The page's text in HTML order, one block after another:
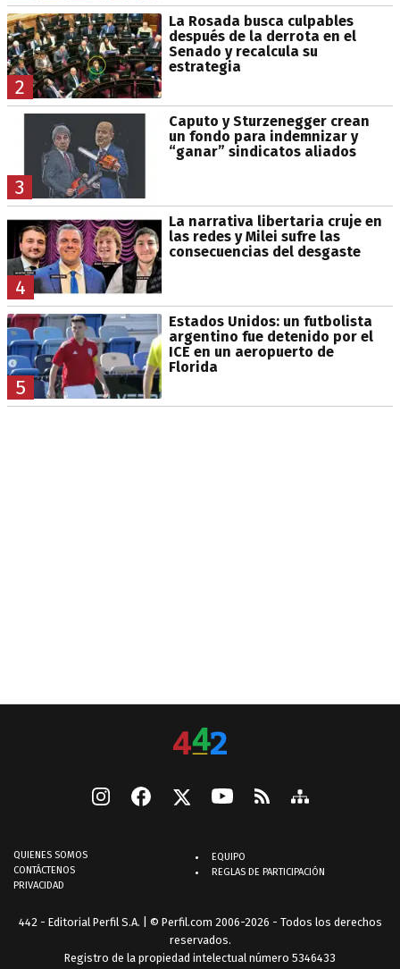
2
La Rosada busca culpables
después de la derrota en el
Senado y recalcula su
estrategia
3
Caputo y Sturzenegger crean
un fondo para indemnizar y
“ganar” sindicatos aliados
4
La narrativa libertaria cruje en
las redes y Milei sufre las
consecuencias del desgaste
5
Estados Unidos: un futbolista
argentino fue detenido por el
ICE en un aeropuerto de
Florida
QUIENES SOMOS
CONTÁCTENOS
PRIVACIDAD
EQUIPO
REGLAS DE PARTICIPACIÓN
442 - Editorial Perfil S.A. | © Perfil.com 2006-2026 - Todos los derechos
reservados.
Registro de la propiedad intelectual número 5346433